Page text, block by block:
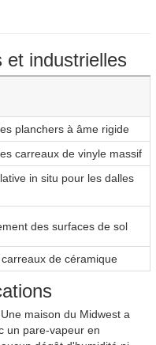
et industrielles
planchers à âme rigide
carreaux de vinyle massif
in situ pour les dalles
des surfaces de sol
de céramique
maison du Midwest a
un pare-vapeur en